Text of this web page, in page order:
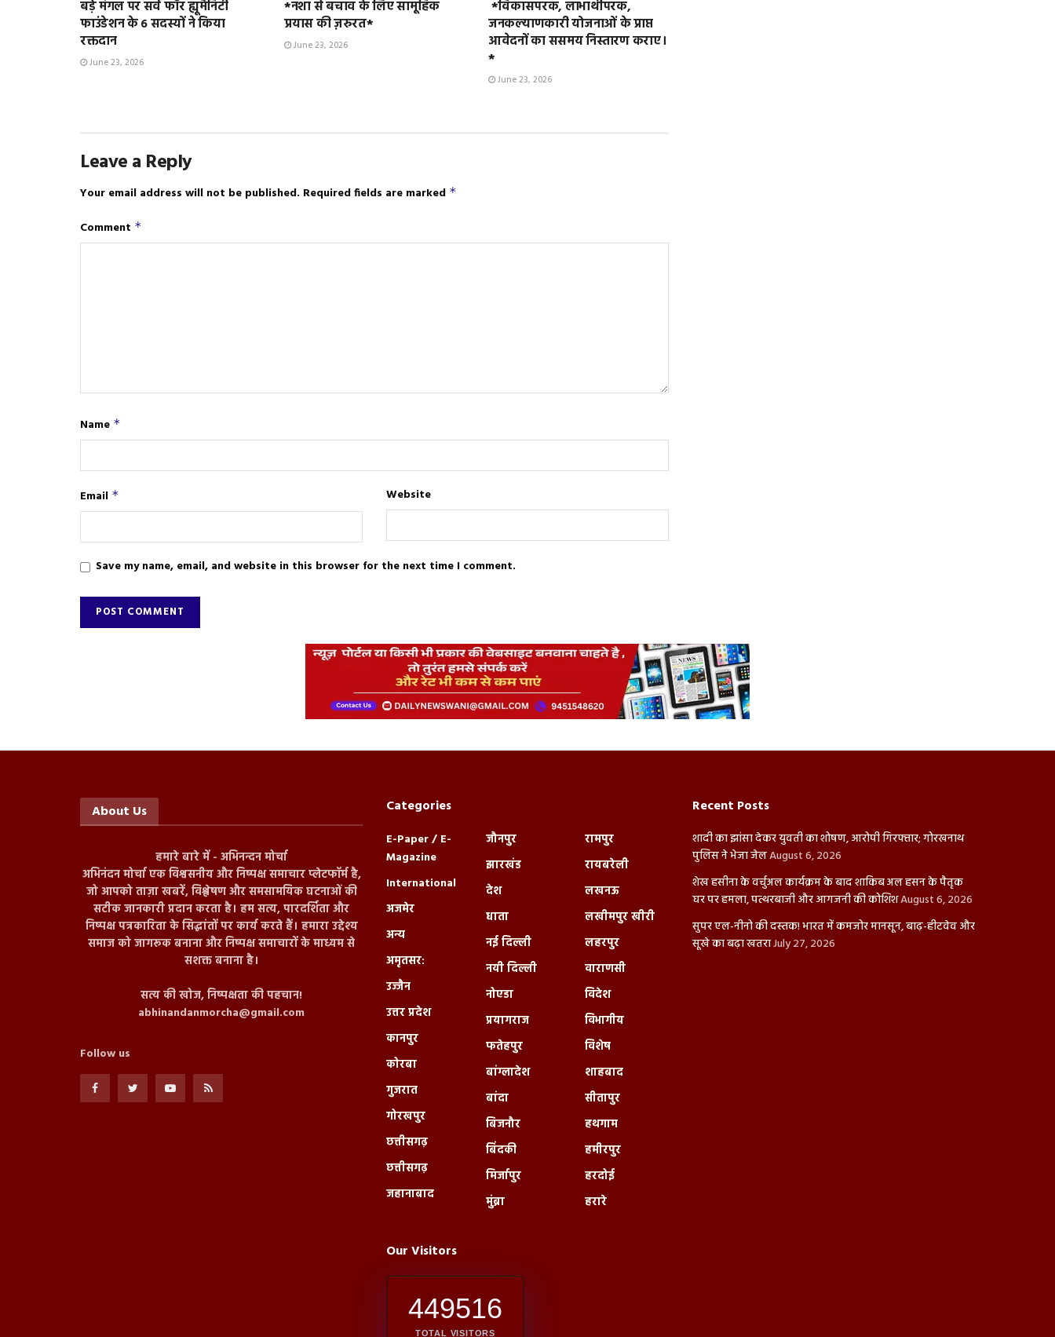
बड़े मंगल पर सर्व फॉर ह्यूमैनिटी
फाउंडेशन के 6 सदस्यों ने किया
रक्तदान
June 23, 2026
*नशा से बचाव के लिए सामूहिक
प्रयास की ज़रुरत*
June 23, 2026
*विकासपरक, लाभार्थीपरक,
जनकल्याणकारी योजनाओं के प्राप्त
आवेदनों का ससमय निस्तारण कराए।
*
June 23, 2026
Leave a Reply
Your email address will not be published. Required fields are marked *
Comment *
Name *
Email * Website
Save my name, email, and website in this browser for the next time I comment.
About Us
हमारे बारे में - अभिनन्दन मोर्चा
अभिनंदन मोर्चा एक विश्वसनीय और निष्पक्ष समाचार प्लेटफॉर्म है,
जो आपको ताज़ा खबरें, विश्लेषण और समसामयिक घटनाओं की
सटीक जानकारी प्रदान करता है। हम सत्य, पारदर्शिता और
निष्पक्ष पत्रकारिता के सिद्धांतों पर कार्य करते हैं। हमारा उद्देश्य
समाज को जागरूक बनाना और निष्पक्ष समाचारों के माध्यम से
सशक्त बनाना है।
सत्य की खोज, निष्पक्षता की पहचान!
abhinandanmorcha@gmail.com
Follow us
Categories
E-Paper / E-
Magazine
International
अजमेर
अन्य
अमृतसर:
उज्जैन
उत्तर प्रदेश
कानपुर
कोरबा
गुजरात
गोरखपुर
छत्तीसगढ़
छत्तीसगढ़
जहानाबाद
जौनपुर
झारखंड
देश
धाता
नई दिल्ली
नयी दिल्ली
नोएडा
प्रयागराज
फतेहपुर
बांग्लादेश
बांदा
बिजनौर
बिंदकी
मिर्जापुर
मुंब्रा
रामपुर
रायबरेली
लखनऊ
लखीमपुर खीरी
लहरपुर
वाराणसी
विदेश
विभागीय
विशेष
शाहबाद
सीतापुर
हथगाम
हमीरपुर
हरदोई
हरारे
Our Visitors
449516
TOTAL VISITORS
Recent Posts
शादी का झांसा देकर युवती का शोषण, आरोपी गिरफ्तार; गोरखनाथ
पुलिस ने भेजा जेलAugust 6, 2026
शेख हसीना के वर्चुअल कार्यक्रम के बाद शाकिब अल हसन के पैतृक
घर पर हमला, पत्थरबाजी और आगजनी की कोशिशAugust 6, 2026
सुपर एल-नीनो की दस्तक! भारत में कमजोर मानसून, बाढ़-हीटवेव और
सूखे का बढ़ा खतराJuly 27, 2026